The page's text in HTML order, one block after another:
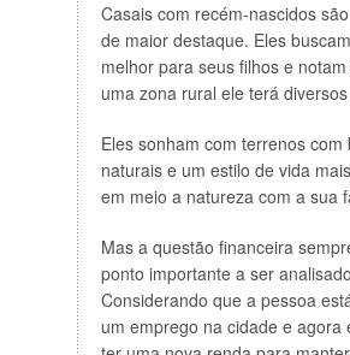
Casais com recém-nascidos
de maior destaque. Eles
melhor para seus filhos e
uma zona rural ele terá
Eles sonham com terrenos com
naturais e um estilo de vida
em meio a natureza com a sua
Mas a questão financeira
ponto importante a ser
Considerando que a pessoa
um emprego na cidade e agora